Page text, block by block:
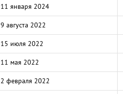
11 января 2024
9 августа 2022
15 июля 2022
11 мая 2022
2 февраля 2022